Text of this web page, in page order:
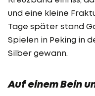
und eine kleine
Tage später stand
Spielen in Peking in
Silber gewann.
Auf einem Bein